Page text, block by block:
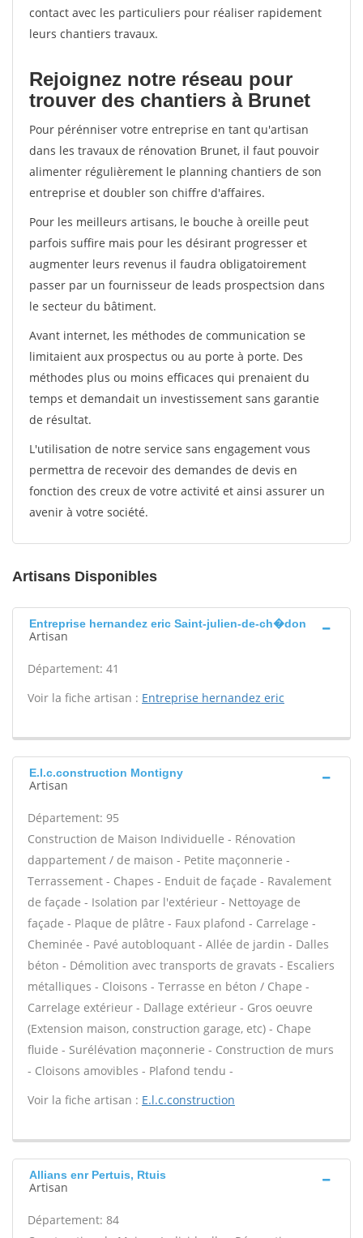
contact avec les particuliers pour réaliser rapidement
leurs chantiers travaux.
Rejoignez notre réseau pour
trouver des chantiers à Brunet
Pour pérénniser votre entreprise en tant qu'artisan
dans les travaux de rénovation Brunet, il faut pouvoir
alimenter régulièrement le planning chantiers de son
entreprise et doubler son chiffre d'affaires.
Pour les meilleurs artisans, le bouche à oreille peut
parfois suffire mais pour les désirant progresser et
augmenter leurs revenus il faudra obligatoirement
passer par un fournisseur de leads prospectsion dans
le secteur du bâtiment.
Avant internet, les méthodes de communication se
limitaient aux prospectus ou au porte à porte. Des
méthodes plus ou moins efficaces qui prenaient du
temps et demandait un investissement sans garantie
de résultat.
L'utilisation de notre service sans engagement vous
permettra de recevoir des demandes de devis en
fonction des creux de votre activité et ainsi assurer un
avenir à votre société.
Artisans Disponibles
Entreprise hernandez eric Saint-julien-de-ch�don
Artisan
Département: 41
Voir la fiche artisan : Entreprise hernandez eric
E.l.c.construction Montigny
Artisan
Département: 95
Construction de Maison Individuelle - Rénovation
dappartement / de maison - Petite maçonnerie -
Terrassement - Chapes - Enduit de façade - Ravalement
de façade - Isolation par l'extérieur - Nettoyage de
façade - Plaque de plâtre - Faux plafond - Carrelage -
Cheminée - Pavé autobloquant - Allée de jardin - Dalles
béton - Démolition avec transports de gravats - Escaliers
métalliques - Cloisons - Terrasse en béton / Chape -
Carrelage extérieur - Dallage extérieur - Gros oeuvre
(Extension maison, construction garage, etc) - Chape
fluide - Surélévation maçonnerie - Construction de murs
- Cloisons amovibles - Plafond tendu -
Voir la fiche artisan : E.l.c.construction
Allians enr Pertuis, Rtuis
Artisan
Département: 84